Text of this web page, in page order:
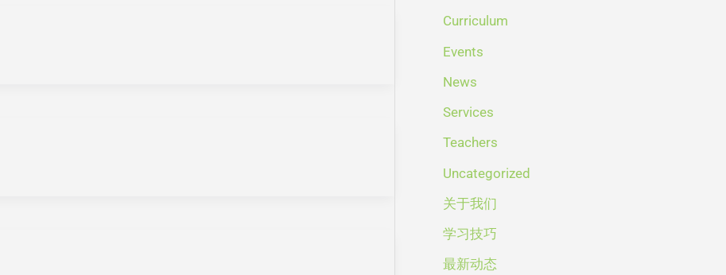
Curriculum
Events
News
Services
Teachers
Uncategorized
关于我们
学习技巧
最新动态